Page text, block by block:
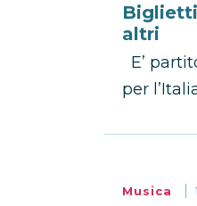
Biglietti
altri
E’
per
Musica